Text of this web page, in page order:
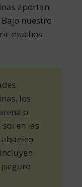
aportan
nuestro
muchos
los
o
en las